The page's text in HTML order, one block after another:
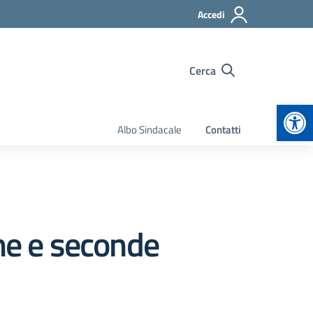
Accedi
Cerca
Albo Sindacale Contatti
e seconde